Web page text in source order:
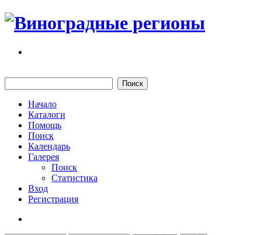
Начало
Каталоги
Помощь
Поиск
Календарь
Галерея
Поиск
Статистика
Вход
Регистрация